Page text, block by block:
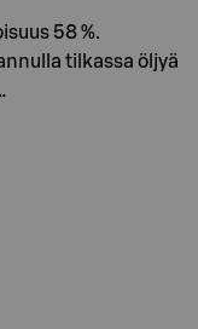
58 %.
tilkassa öljyä